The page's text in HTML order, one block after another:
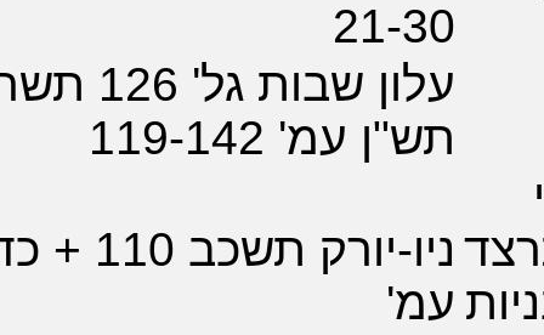
עלון שבות גל' 126 תשרי
עמ' 119-142
ניו-יורק תשכב 110 + כד